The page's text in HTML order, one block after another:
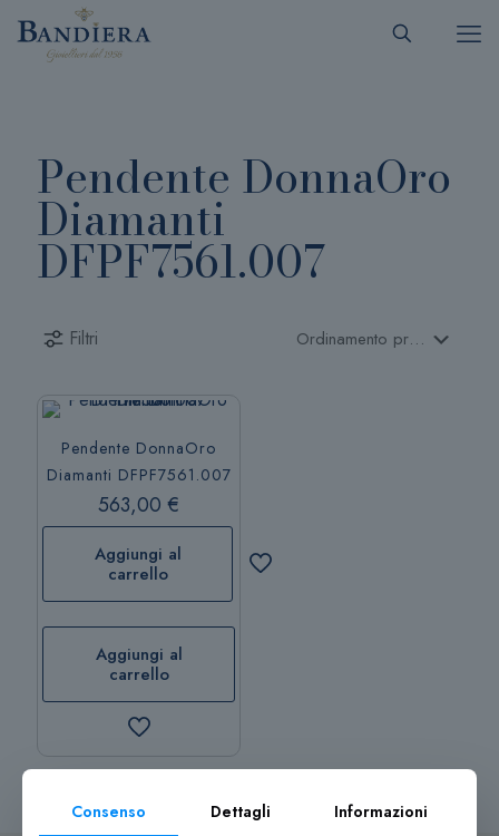
Pendente DonnaOro
Diamanti
DFPF7561.007
Filtri
Pendente DonnaOro
Diamanti DFPF7561.007
563,00€
Aggiungi al
carrello
Aggiungi al
carrello
Consenso Dettagli Informazioni